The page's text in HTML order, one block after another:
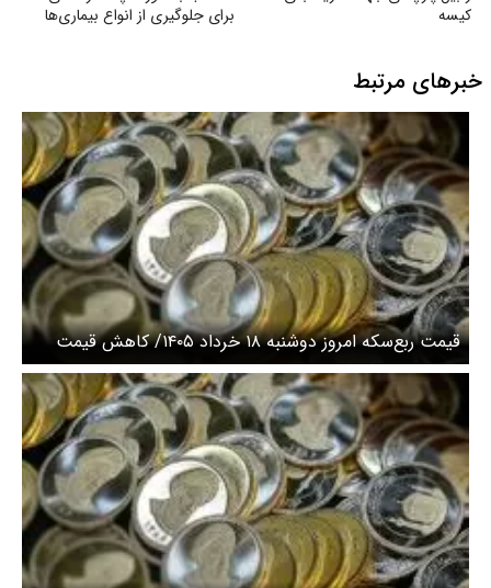
کیسه‌
برای جلوگیری از انواع بیماری‌ها
خبرهای مرتبط
قیمت ربع‌سکه امروز دوشنبه ۱۸ خرداد ۱۴۰۵/ کاهش قیمت
سکه